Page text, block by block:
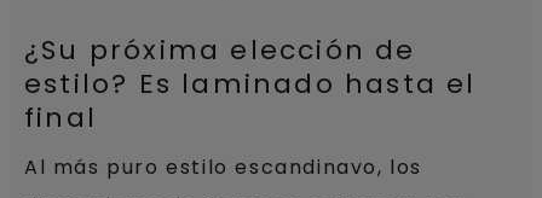
¿Su próxima elección de
estilo? Es laminado hasta el
final
Al más puro estilo escandinavo, los